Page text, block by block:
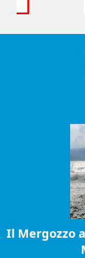
Il Mergozzo